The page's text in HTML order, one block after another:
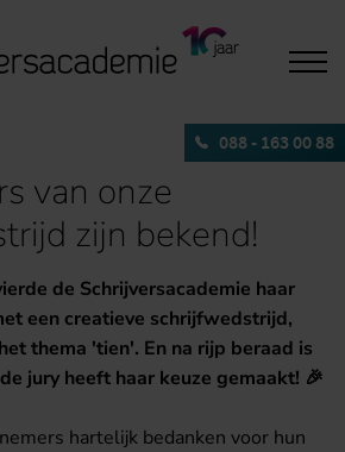
088 - 163 00 88
van onze
zijn bekend!
de Schrijversacademie haar
een creatieve schrijfwedstrijd,
thema 'tien'. En na rijp beraad is
jury heeft haar keuze gemaakt! 🎉
hartelijk bedanken voor hun